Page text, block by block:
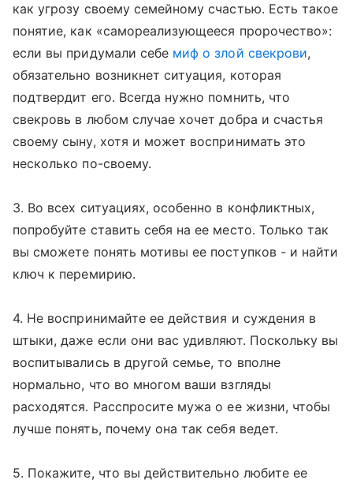
как угрозу своему семейному счастью. Есть такое
понятие, как «самореализующееся пророчество»:
если вы придумали себе миф о злой свекрови,
обязательно возникнет ситуация, которая
подтвердит его. Всегда нужно помнить, что
свекровь в любом случае хочет добра и счастья
своему сыну, хотя и может воспринимать это
несколько по-своему.
3. Во всех ситуациях, особенно в конфликтных,
попробуйте ставить себя на ее место. Только так
вы сможете понять мотивы ее поступков - и найти
ключ к перемирию.
4. Не воспринимайте ее действия и суждения в
штыки, даже если они вас удивляют. Поскольку вы
воспитывались в другой семье, то вполне
нормально, что во многом ваши взгляды
расходятся. Расспросите мужа о ее жизни, чтобы
лучше понять, почему она так себя ведет.
5. Покажите, что вы действительно любите ее